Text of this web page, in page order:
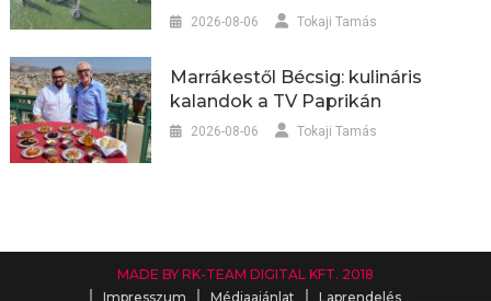
2026-08-06 Tokaji Tamás
Marrákestől Bécsig: kulináris
kalandok a TV Paprikán
2026-08-06 Tokaji Tamás
MADE BY RK-TEAM DIGITAL KFT. 2018
Impresszum
Médiaajánlat Laprendelés